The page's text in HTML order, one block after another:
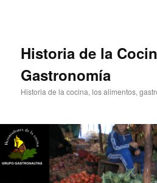
Historia de la
Gastronomía
Historia de la cocina, los alimentos,